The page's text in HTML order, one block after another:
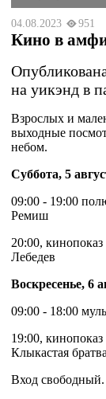
04.08.2023 951
Кино в
на уикэнд в
Взрослых и
выходные
небом.
Суббота, 5
09:00 - 19:00
Ремиш
20:00,
Лебедев
Воскресенье, 6
09:00 - 18:00
19:00,
Клыкастая
Вход свободный.